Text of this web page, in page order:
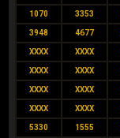
1070 3353
3948 4677
XXXX XXXX
XXXX XXXX
XXXX XXXX
XXXX XXXX
5330 1555